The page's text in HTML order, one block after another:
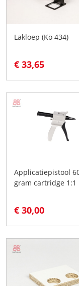
Lakloep (Kö 434)
€ 33,65
Applicatiepistool
gram cartridge 1:1
€ 30,00